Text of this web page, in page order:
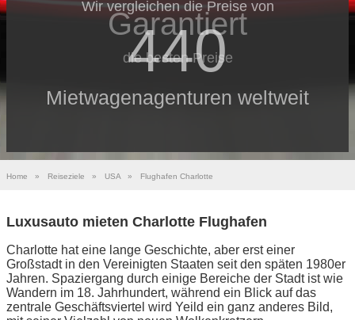
Wir vergleichen die Preise von
440
Mietwagenagenturen weltweit
Garantiert
die besten Preise
Home » Reiseziele » USA » Flughafen Charlotte
Luxusauto mieten Charlotte Flughafen
Charlotte hat eine lange Geschichte, aber erst einer
Großstadt in den Vereinigten Staaten seit den späten 1980er
Jahren. Spaziergang durch einige Bereiche der Stadt ist wie
Wandern im 18. Jahrhundert, während ein Blick auf das
zentrale Geschäftsviertel wird Yeild ein ganz anderes Bild,